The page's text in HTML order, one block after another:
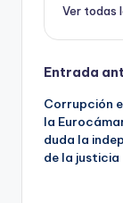
Ver todas
de
Entrada
Corrupción
la
duda la
de la justicia